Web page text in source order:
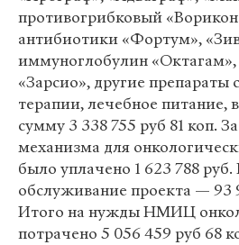
противогрибковый
антибиотики «Фортум»,
иммуноглобулин «Октагам»,
«Зарсио», другие препараты
терапии, лечебное питание,
сумму 3 338 755 руб 81 коп.
механизма для
было уплачено 1 623 788 руб.
обслуживание проекта — 93
Итого на нужды НМИЦ
потрачено 5 056 459 руб 68